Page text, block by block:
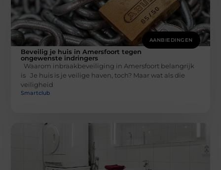
AANBIEDINGEN
Beveilig je huis in Amersfoort tegen
ongewenste indringers
Waarom inbraakbeveiliging in Amersfoort belangrijk
is Je huis is je veilige haven, toch? Maar wat als die
veiligheid
Smartclub